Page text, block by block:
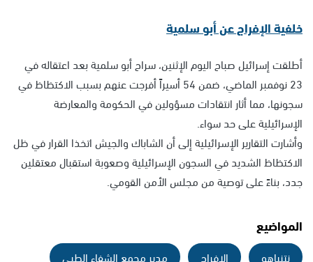
خلفية الإفراج عن أبو سلمية
أطلقت إسرائيل صباح اليوم الإثنين، سراح أبو سلمية بعد اعتقاله في
23 نوفمبر الماضي، ضمن 54 أسيراً أفرجت عنهم بسبب الاكتظاظ في
سجونها، مما أثار انتقادات مسؤولين في الحكومة والمعارضة
الإسرائيلية على حد سواء.
وأشارت التقارير الإسرائيلية إلى أن الشاباك والجيش اتخذا القرار في ظل
الاكتظاظ الشديد في السجون الإسرائيلية وصعوبة استقبال معتقلين
جدد، بناءً على توصية من مجلس الأمن القومي.
المواضيع
نتنياهو الإفراج مدير مجمع الشفاء الطبي